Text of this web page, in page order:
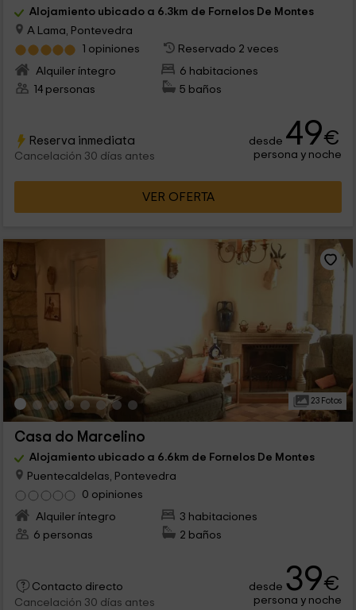
Alojamiento ubicado a 6.3km de Fornelos De Montes
A Lama, Pontevedra
1 opiniones
Reservado 2 veces
Alquiler íntegro
6 habitaciones
14 personas
5 baños
Reserva inmediata
Cancelación 30 días antes
desde 49€
persona y noche
VER OFERTA
23 Fotos
Casa do Marcelino
Alojamiento ubicado a 6.6km de Fornelos De Montes
Puentecaldelas, Pontevedra
0 opiniones
Alquiler íntegro
3 habitaciones
6 personas
2 baños
Contacto directo
Cancelación 30 días antes
desde 39€
persona y noche